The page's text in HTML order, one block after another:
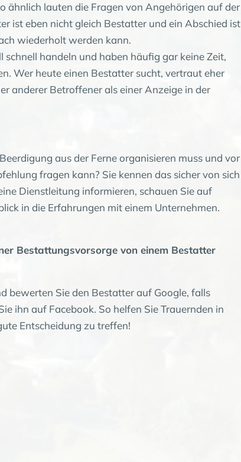
ähnlich lauten die Fragen von Angehörigen auf der
ist eben nicht gleich Bestatter und ein Abschied ist
wiederholt werden kann.
handeln und haben häufig gar keine Zeit,
Wer heute einen Bestatter sucht, vertraut eher
anderer Betroffener als einer Anzeige in der
aus der Ferne organisieren muss und vor
fragen kann? Sie kennen das sicher von sich
Dienstleitung informieren, schauen Sie auf
in die Erfahrungen mit einem Unternehmen.
Bestattungsvorsorge von einem Bestatter
bewerten Sie den Bestatter auf Google, falls
ihn auf Facebook. So helfen Sie Trauernden in
Entscheidung zu treffen!